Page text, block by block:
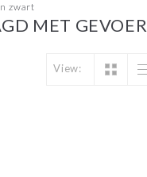
zwart
MET
View: